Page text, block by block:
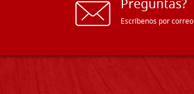
Preguntas?
Escríbenos por correo